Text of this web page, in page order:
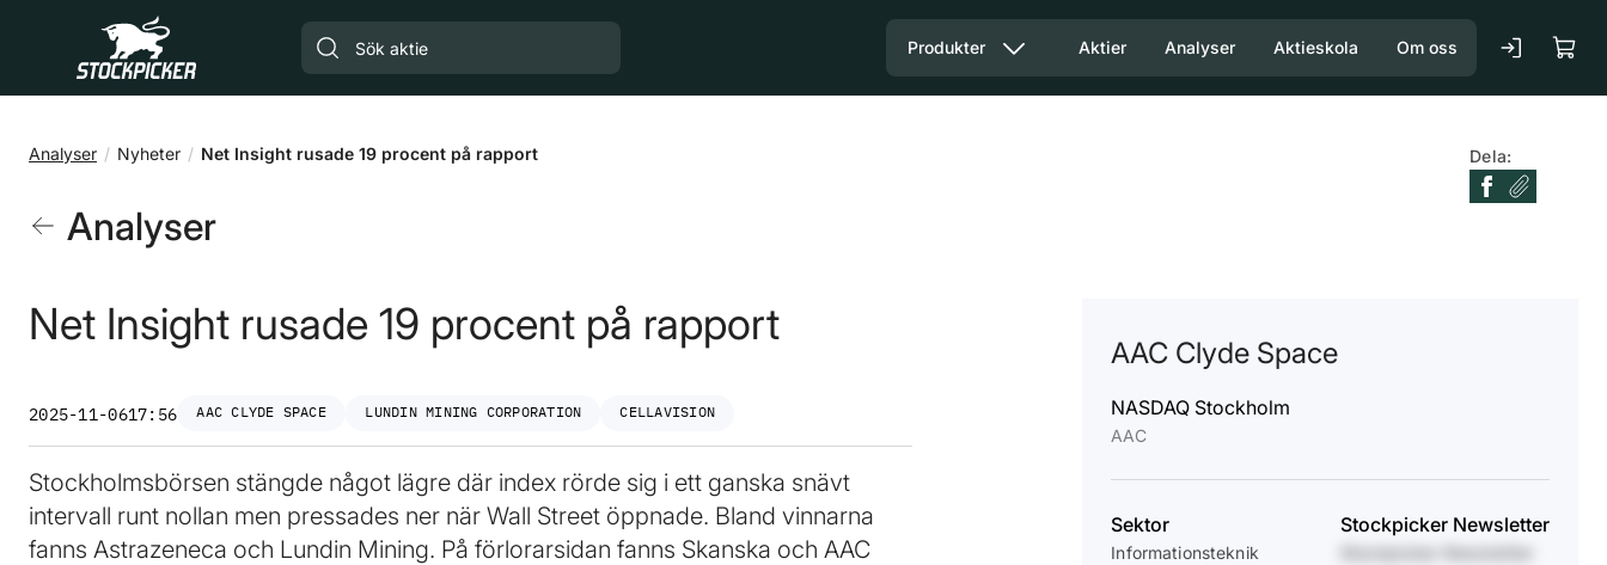
Gå till huvudinnehåll
Produkter Aktier Analyser Aktieskola Om oss
Analyser Nyheter Net Insight rusade 19 procent på rapport Dela:
Analyser
Net Insight rusade 19 procent på rapport
2025-11-0617:56 AAC CLYDE SPACE LUNDIN MINING CORPORATION CELLAVISION
Stockholmsbörsen stängde något lägre där index rörde sig i ett ganska snävt
intervall runt nollan men pressades ner när Wall Street öppnade. Bland vinnarna
fanns Astrazeneca och Lundin Mining. På förlorarsidan fanns Skanska och AAC
AAC Clyde Space
NASDAQ Stockholm
AAC
Sektor
Informationsteknik
Stockpicker Newsletter